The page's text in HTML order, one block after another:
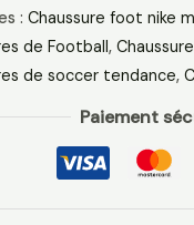
: Chaussure foot nike
de Football,
de soccer tendance,
Paiement